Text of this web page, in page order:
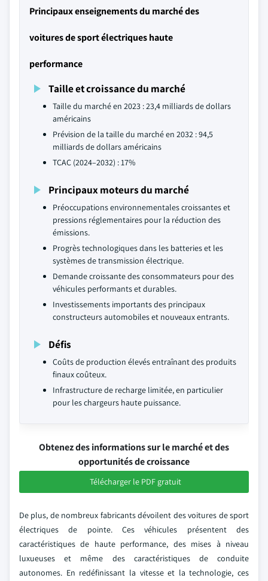
Principaux enseignements du marché des
voitures de sport électriques haute
performance
Taille et croissance du marché
Taille du marché en 2023 : 23,4 milliards de dollars
américains
Prévision de la taille du marché en 2032 : 94,5
milliards de dollars américains
TCAC (2024–2032) : 17%
Principaux moteurs du marché
Préoccupations environnementales croissantes et
pressions réglementaires pour la réduction des
émissions.
Progrès technologiques dans les batteries et les
systèmes de transmission électrique.
Demande croissante des consommateurs pour des
véhicules performants et durables.
Investissements importants des principaux
constructeurs automobiles et nouveaux entrants.
Défis
Coûts de production élevés entraînant des produits
finaux coûteux.
Infrastructure de recharge limitée, en particulier
pour les chargeurs haute puissance.
Obtenez des informations sur le marché et des
opportunités de croissance
Télécharger le PDF gratuit
De plus, de nombreux fabricants dévoilent des voitures de sport
électriques de pointe. Ces véhicules présentent des
caractéristiques de haute performance, des mises à niveau
luxueuses et même des caractéristiques de conduite
autonomes. En redéfinissant la vitesse et la technologie, ces